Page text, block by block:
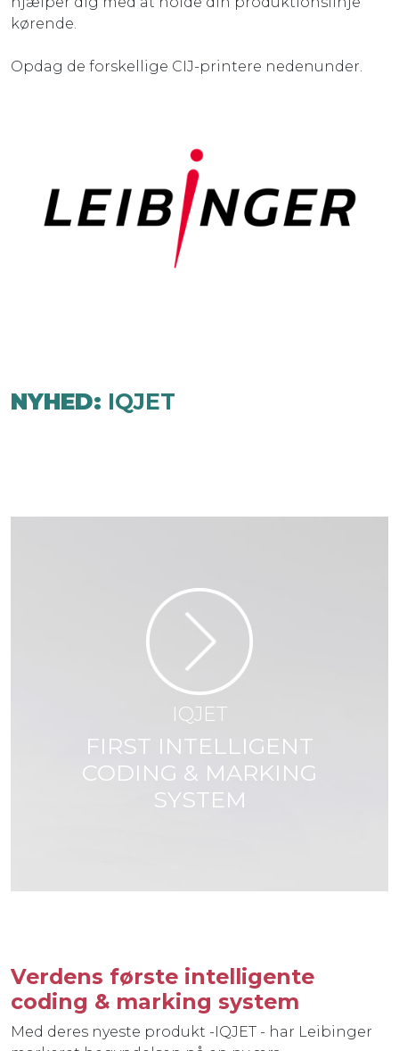
kørende.
Opdag de forskellige CIJ-printere nedenunder.
NYHED: IQJET
IQJET
FIRST INTELLIGENT
CODING & MARKING
SYSTEM
Verdens første intelligente
coding & marking system
Med deres nyeste produkt -IQJET - har Leibinger